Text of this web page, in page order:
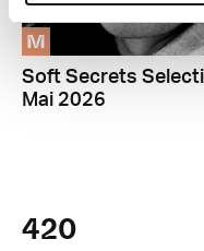
M
Soft Secrets
Mai 2026
420